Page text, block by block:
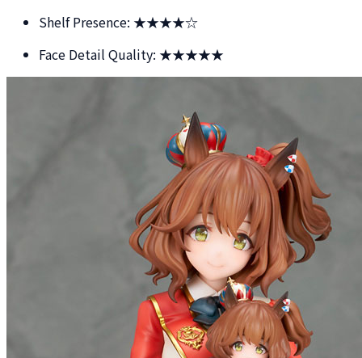
Shelf Presence: ★★★★☆
Face Detail Quality: ★★★★★